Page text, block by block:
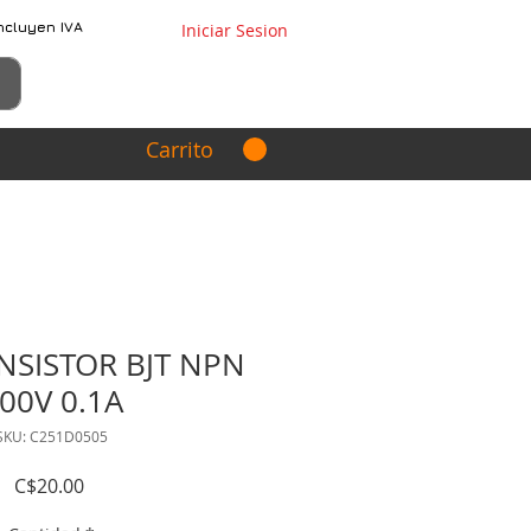
IVA Iniciar Sesion
Carrito
BJT NPN
0.1A
C251D0505
C$20.00Precio